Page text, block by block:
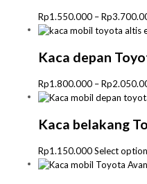
Rp1.550.000 –Rp
Kaca depan
Rp1.800.000 –Rp
Kaca belakang
Rp1.150.000Select